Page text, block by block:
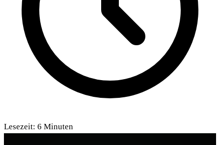
Lesezeit: 6 Minuten